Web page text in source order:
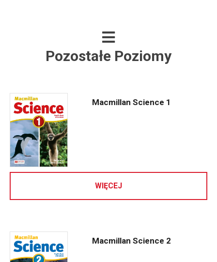
Pozostałe Poziomy
Macmillan Science 1
WIĘCEJ
Macmillan Science 2